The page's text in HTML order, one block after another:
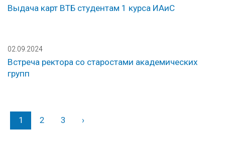
Выдача карт ВТБ студентам 1 курса ИАиС
02.09.2024
Встреча ректора со старостами академических
групп
1 2 3 ›Вперед